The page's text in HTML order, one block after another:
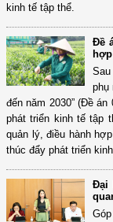
kinh tế tập thể.
Đề
phụ
đến năm 2030” (Đề
phát triển kinh tế tập
quản lý, điều hành
thúc đẩy phát triển
Đại